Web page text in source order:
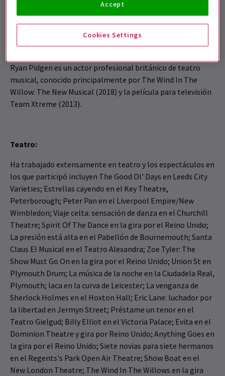
Página web del agente
Ryan Pidgen
Ryan Pidgen es un actor profesional británico de teatro
musical, conocido principalmente por The Wind In The
Willow: The New Musical (2018) y la película para televisión
Team Xtreme (2013).
Teatro:
Ha trabajado extensamente en teatro y los espectáculos en
los que participó incluyen The Good Ol' Days en Leeds City
Varieties; Estrellas cayendo en el Key Theatre,
Peterborough; Peter Pan en el Liverpool Empire/New
Wimbledon; Viaje celta: sensación de danza en el Churchill
Theatre; Spirit Of The Dance en la gira por el Reino Unido;
La presión está alta en el Pabellón de Bournemouth; Santa
Claus El Musical en el Teatro Alexandra; Zoe Tyler: The
Show Must Go On en la gira por el Reino Unido; Union St en
Plymouth Drum; La música de la noche en la Ciudadela Real,
Plymouth; laca en la curva de Leicester; La venganza de
Sherlock Holmes en el Hoxton Hall; Eric Lane: luchador por
la libertad en Jermyn Street; Préstame un tenor en el
Teatro Gielgud; Billy Elliot en el Victoria Palace; Evita en el
Dominion Theatre y gira por Reino Unido; Anything Goes en
la gira por el Reino Unido; Siete novias para siete hermanos
en el Regents's Park Open Air Theatre; Show Boat en el
New London Theatre; The Wind In The Willows en la gira
Cookies Settings
Accept